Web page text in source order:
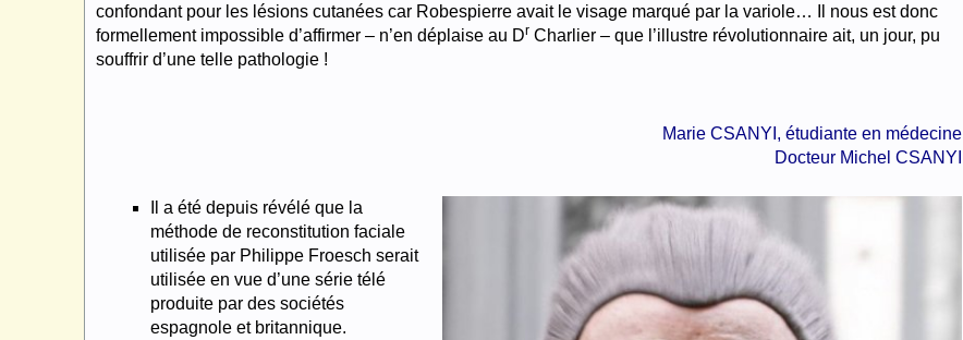
confondant pour les lésions cutanées car Robespierre avait le visage marqué par la variole… Il nous est donc
formellement impossible d’affirmer – n’en déplaise au Dr Charlier – que l’illustre révolutionnaire ait, un jour, pu
souffrir d’une telle pathologie !
Marie CSANYI, étudiante en médecine
Docteur Michel CSANYI
Il a été depuis révélé que la
méthode de reconstitution faciale
utilisée par Philippe Froesch serait
utilisée en vue d’une série télé
produite par des sociétés
espagnole et britannique.